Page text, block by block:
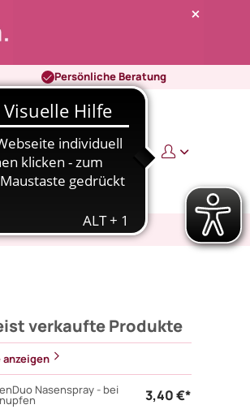
Persönliche Beratung
0 0,00 €
verkaufte Produkte
anzeigen
Nasenspray - bei 3,40 €*